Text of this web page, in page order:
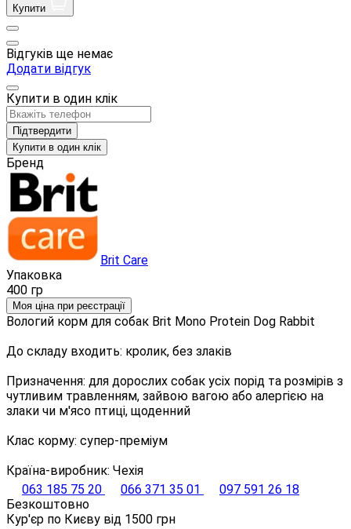
Купити
Відгуків ще немає
Додати відгук
Купити в один клік
Підтвердити
Купити в один клік
Бренд
Brit Care
Упаковка
400 гр
Моя ціна при реєстрації
Вологий корм для собак Brit Mono Protein Dog Rabbit
До складу входить: кролик, без злаків
Призначення: для дорослих собак усіх порід та розмірів з
чутливим травленням, зайвою вагою або алергією на
злаки чи м'ясо птиці, щоденний
Клас корму: супер-преміум
Країна-виробник: Чехія
063 185 75 20
066 371 35 01
097 591 26 18
Безкоштовно
Кур'єр по Києву від 1500 грн